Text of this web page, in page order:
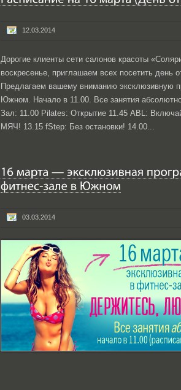
12.03.2014
Дорогие клиенты сети салонов красоты
воскресенье, приглашаем всех посетить день
Предлагаем вашему вниманию эксклюзивную
Южном. Начало в 11.00. Все занятия
Зал: 11.00 Pilates: Открытие 11.45 ABL:
МЯЧ! 13.15 fStep: Без остановки! 14.00...
03.03.2014